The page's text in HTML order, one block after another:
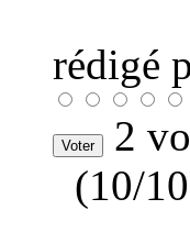
rédigé
2
(10/